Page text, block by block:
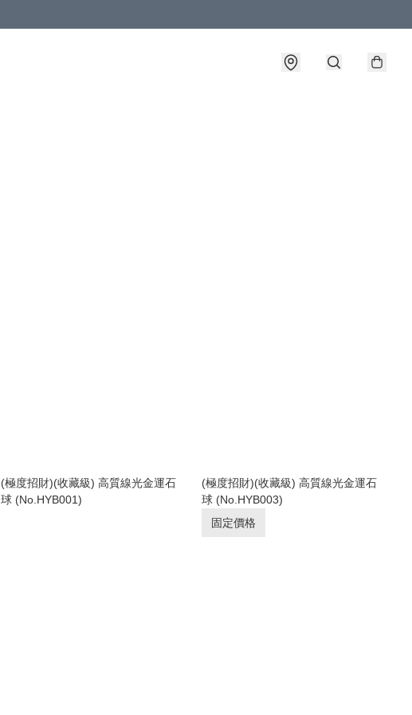
(極度招財)(收藏級) 高質線光金運石
球 (No.HYB001)
(極度招財)(收藏級) 高質線光金運石
球 (No.HYB003)
固定價格